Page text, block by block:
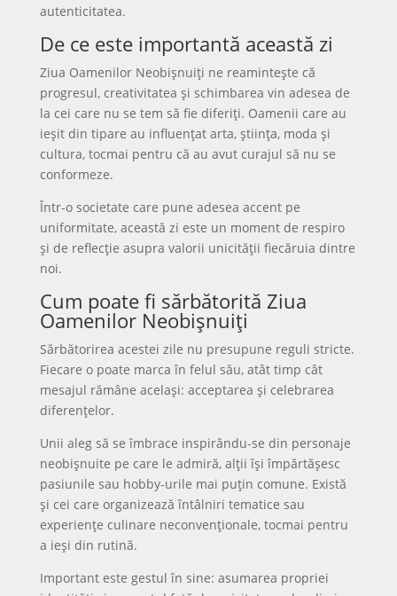
autenticitatea.
De ce este importantă această zi
Ziua Oamenilor Neobișnuiți ne reamintește că
progresul, creativitatea și schimbarea vin adesea de
la cei care nu se tem să fie diferiți. Oamenii care au
ieșit din tipare au influențat arta, știința, moda și
cultura, tocmai pentru că au avut curajul să nu se
conformeze.
Într-o societate care pune adesea accent pe
uniformitate, această zi este un moment de respiro
și de reflecție asupra valorii unicității fiecăruia dintre
noi.
Cum poate fi sărbătorită Ziua
Oamenilor Neobișnuiți
Sărbătorirea acestei zile nu presupune reguli stricte.
Fiecare o poate marca în felul său, atât timp cât
mesajul rămâne același: acceptarea și celebrarea
diferențelor.
Unii aleg să se îmbrace inspirându-se din personaje
neobișnuite pe care le admiră, alții își împărtășesc
pasiunile sau hobby-urile mai puțin comune. Există
și cei care organizează întâlniri tematice sau
experiențe culinare neconvenționale, tocmai pentru
a ieși din rutină.
Important este gestul în sine: asumarea propriei